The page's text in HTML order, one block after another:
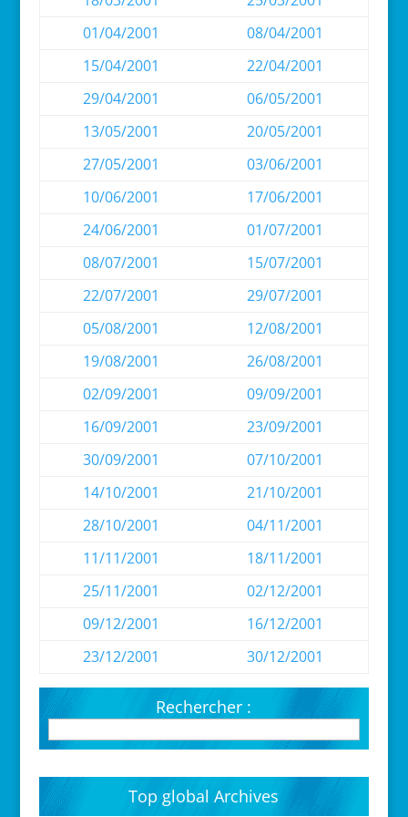
01/04/2001
08/04/2001
15/04/2001
22/04/2001
29/04/2001
06/05/2001
13/05/2001
20/05/2001
27/05/2001
03/06/2001
10/06/2001
17/06/2001
24/06/2001
01/07/2001
08/07/2001
15/07/2001
22/07/2001
29/07/2001
05/08/2001
12/08/2001
19/08/2001
26/08/2001
02/09/2001
09/09/2001
16/09/2001
23/09/2001
30/09/2001
07/10/2001
14/10/2001
21/10/2001
28/10/2001
04/11/2001
11/11/2001
18/11/2001
25/11/2001
02/12/2001
09/12/2001
16/12/2001
23/12/2001
30/12/2001
Rechercher :
Top global Archives